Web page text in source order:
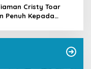
Cristy Toar
Penuh Kepada